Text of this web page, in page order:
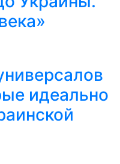
идеально